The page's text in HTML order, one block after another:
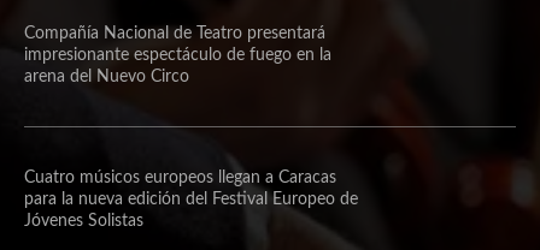
Compañía Nacional de Teatro presentará
impresionante espectáculo de fuego en la
arena del Nuevo Circo
Cuatro músicos europeos llegan a Caracas
para la nueva edición del Festival Europeo de
Jóvenes Solistas